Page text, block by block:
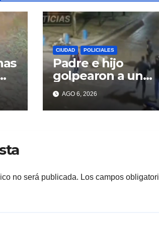
CIUDAD POLICIALES
Padre e hijo
golpearon a un
delincuente para
recuperar un
celular robado en
AGO 6, 2026
no será publicada. Los campos